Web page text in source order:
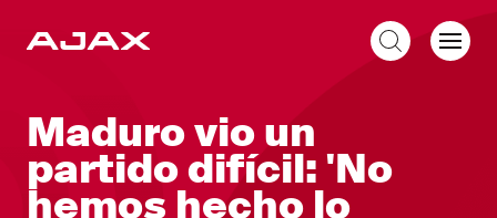
Maduro vio un
partido difícil: 'No
hemos hecho lo